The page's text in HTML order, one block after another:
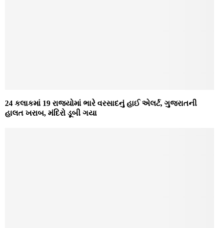
24 કલાકમાં 19 રાજ્યોમાં ભારે વરસાદનું હાઈ એલર્ટ, ગુજરાતની
હાલત ખરાબ, મંદિરો ડૂબી ગયા